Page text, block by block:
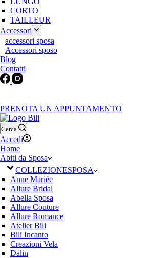
CORTO
TAILLEUR
Accessori
accessori sposa
Accessori sposo
Blog
Contatti
PRENOTA UN APPUNTAMENTO
Cerca
Accedi
Home
Abiti da Sposa
COLLEZIONESPOSA
Anne Mariée
Allure Bridal
Abella Sposa
Allure Couture
Allure Romance
Atelier Bili
Bili Incanto
Creazioni Vela
Dalin